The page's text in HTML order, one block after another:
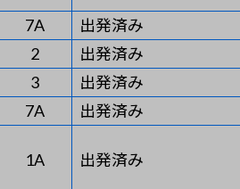
7A 出発済み
2 出発済み
3 出発済み
7A 出発済み
1A 出発済み